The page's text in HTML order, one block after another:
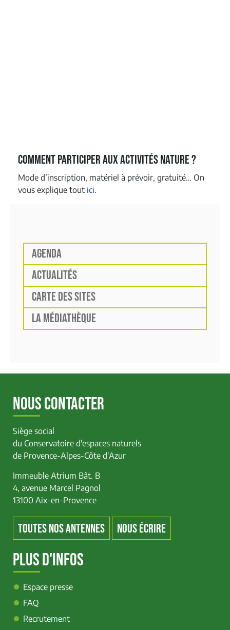
Comment participer aux activités nature ?
Mode d’inscription, matériel à prévoir, gratuité… On
vous explique tout ici.
AGENDA
ACTUALITÉS
CARTE DES SITES
LA MÉDIATHÈQUE
NOUS CONTACTER
Siège social
du Conservatoire d'espaces naturels
de Provence-Alpes-Côte d'Azur
Immeuble Atrium Bât. B
4, avenue Marcel Pagnol
13100 Aix-en-Provence
TOUTES NOS ANTENNES NOUS ÉCRIRE
PLUS D'INFOS
Espace presse
FAQ
Recrutement